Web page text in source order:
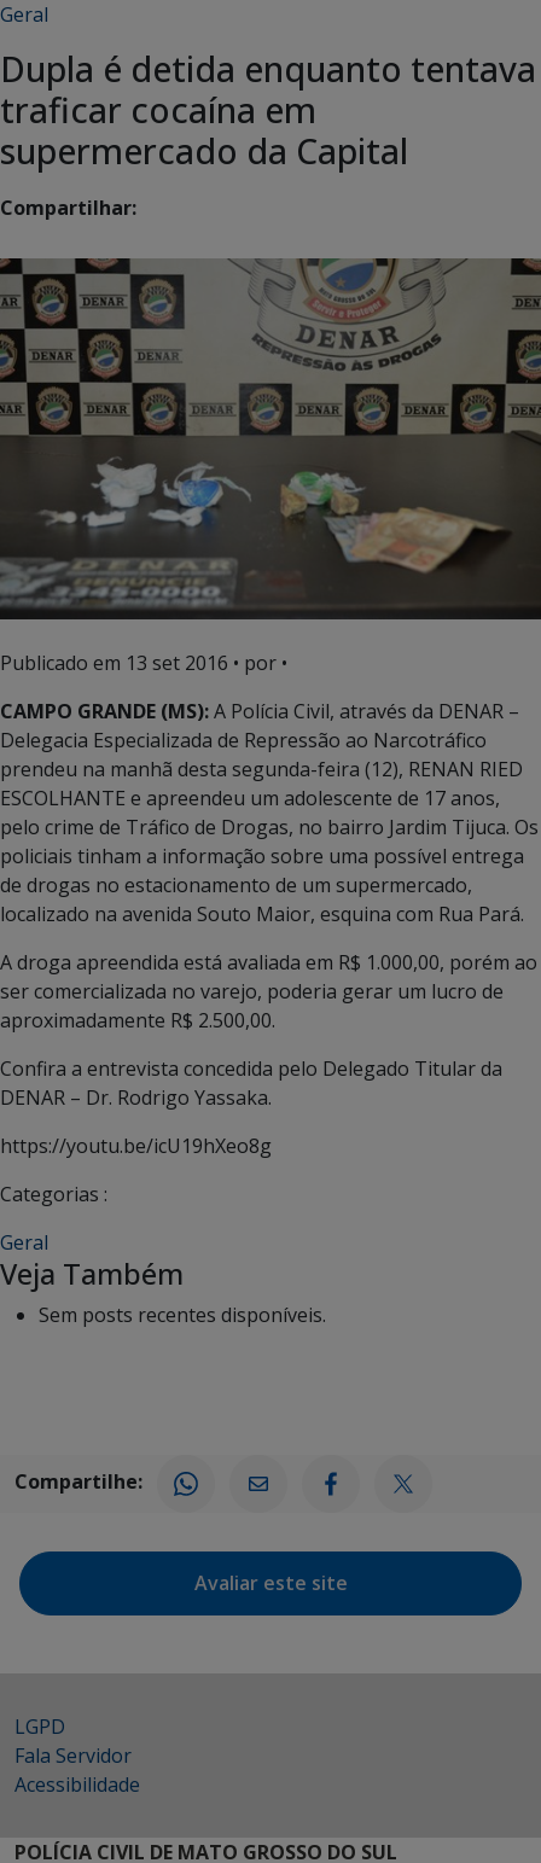
Geral
Dupla é detida enquanto tentava
traficar cocaína em
supermercado da Capital
Compartilhar:
Publicado em 13 set 2016 • por •
CAMPO GRANDE (MS):A Polícia Civil, através da DENAR –
Delegacia Especializada de Repressão ao Narcotráfico
prendeu na manhã desta segunda-feira (12), RENAN RIED
ESCOLHANTE e apreendeu um adolescente de 17 anos,
pelo crime de Tráfico de Drogas, no bairro Jardim Tijuca. Os
policiais tinham a informação sobre uma possível entrega
de drogas no estacionamento de um supermercado,
localizado na avenida Souto Maior, esquina com Rua Pará.
A droga apreendida está avaliada em R$ 1.000,00, porém ao
ser comercializada no varejo, poderia gerar um lucro de
aproximadamente R$ 2.500,00.
Confira a entrevista concedida pelo Delegado Titular da
DENAR – Dr. Rodrigo Yassaka.
https://youtu.be/icU19hXeo8g
Categorias :
Geral
Veja Também
Sem posts recentes disponíveis.
Compartilhe:
Avaliar este site
LGPD
Fala Servidor
Acessibilidade
POLÍCIA CIVIL DE MATO GROSSO DO SUL